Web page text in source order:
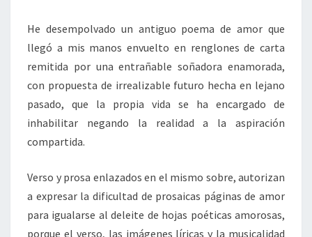
He desempolvado un antiguo poema de amor que
llegó a mis manos envuelto en renglones de carta
remitida por una entrañable soñadora enamorada,
con propuesta de irrealizable futuro hecha en lejano
pasado, que la propia vida se ha encargado de
inhabilitar negando la realidad a la aspiración
compartida.
Verso y prosa enlazados en el mismo sobre, autorizan
a expresar la dificultad de prosaicas páginas de amor
para igualarse al deleite de hojas poéticas amorosas,
porque el verso, las imágenes líricas y la musicalidad